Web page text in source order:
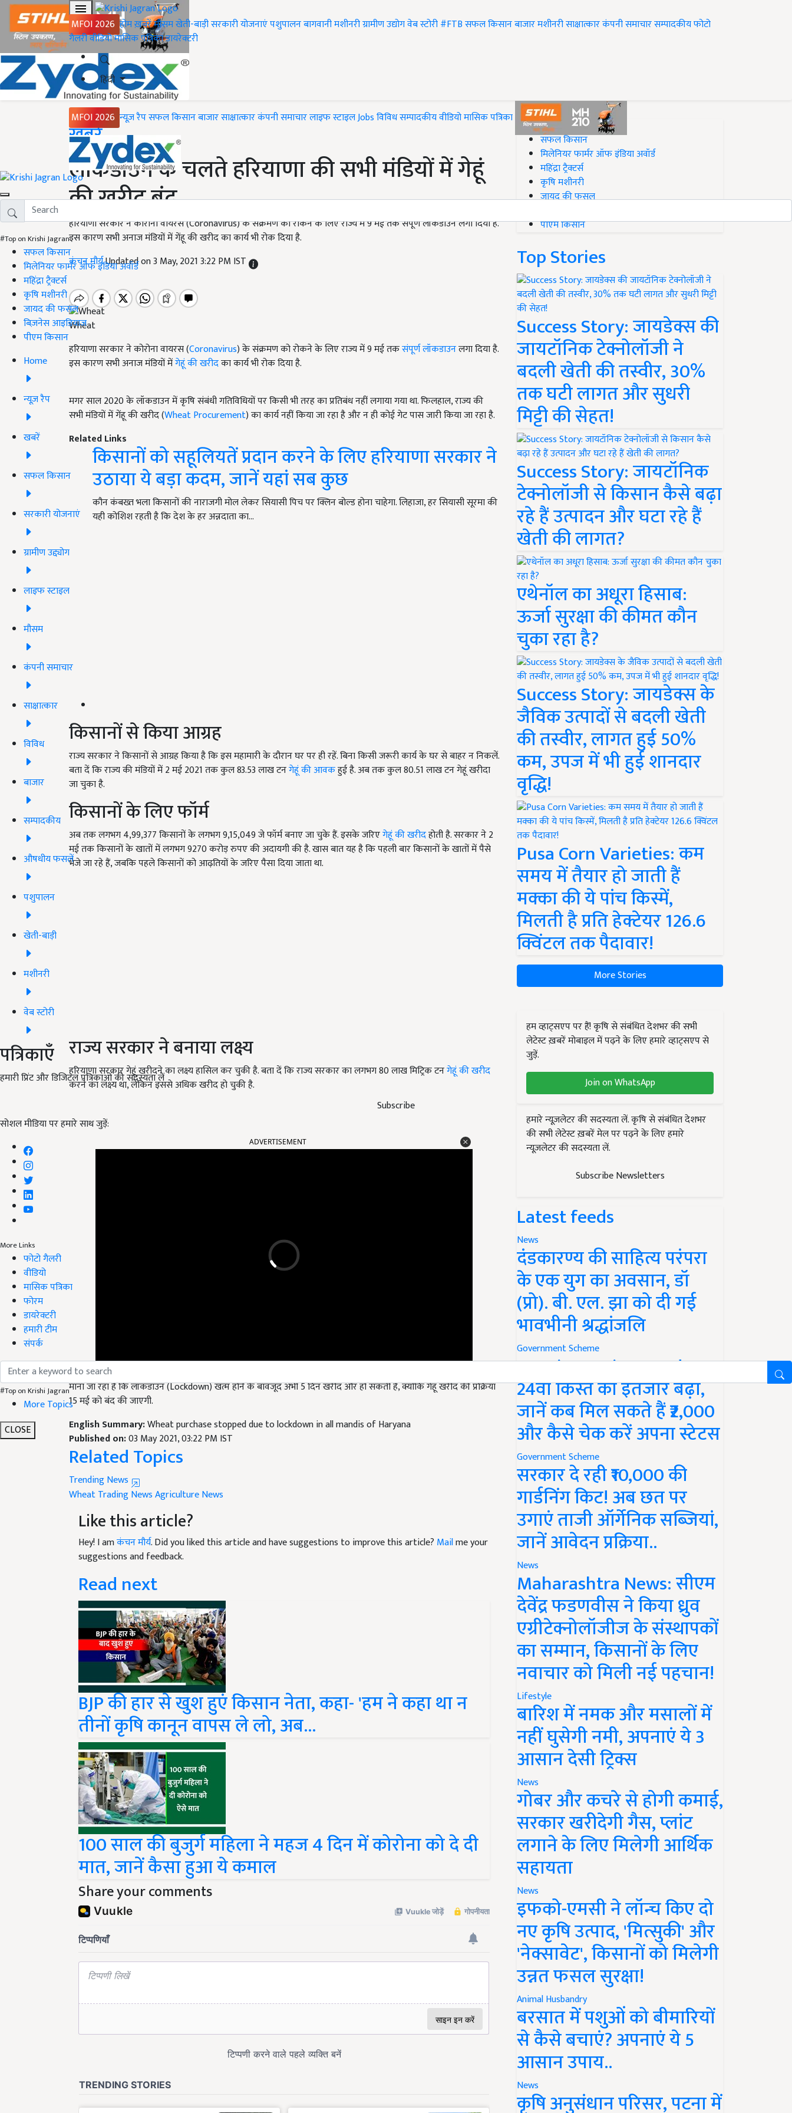
MFOI 2026 होमख़बरेंमौसमखेती-बाड़ीसरकारी योजनाएंपशुपालनबागवानीमशीनरीग्रामीण उद्योगवेब स्टोरी#FTBसफल किसानबाजारमशीनरीसाक्षात्कारकंपनी समाचारसम्पादकीयफोटो
गैलरीवीडियोमासिक पत्रिकाडायरेक्टरी
हिंदी
MFOI 2026 न्यूज़ रैपसफल किसानबाजारसाक्षात्कारकंपनी समाचारलाइफ स्टाइलJobsविविधसम्पादकीयवीडियोमासिक पत्रिका
#Top on Krishi Jagran
सफल किसान
मिलेनियर फार्मर ऑफ इंडिया अवॉर्ड
महिंद्रा ट्रैक्टर्स
कृषि मशीनरी
जायद की फसल
बिज़नेस आइडियाज
पीएम किसान
Home
न्यूज़ रैप
खबरें
सफल किसान
सरकारी योजनाएं
ग्रामीण उद्द्योग
लाइफ स्टाइल
मौसम
कंपनी समाचार
साक्षात्कार
विविध
बाजार
सम्पादकीय
औषधीय फसलें
पशुपालन
खेती-बाड़ी
मशीनरी
वेब स्टोरी
पत्रिकाएँ
हमारी प्रिंट और डिजिटल पत्रिकाओं की सदस्यता लें
Subscribe
सोशल मीडिया पर हमारे साथ जुड़ें:
More Links
फोटो गैलरी
वीडियो
मासिक पत्रिका
फोरम
डायरेक्टरी
हमारी टीम
संपर्क
#Top on Krishi Jagran
More Topics
CLOSE
Home
ख़बरें
लॉकडाउन के चलते हरियाणा की सभी मंडियों में गेहूं
की खरीद बंद
हरियाणा सरकार ने कोरोना वायरस (Coronavirus) के संक्रमण को रोकने के लिए राज्य में 9 मई तक संपूर्ण लॉकडाउन लगा दिया है.
इस कारण सभी अनाज मंडियों में गेंहू की खरीद का कार्य भी रोक दिया है.
कंचन मौर्यUpdated on 3 May, 2021 3:22 PM IST
Wheat
हरियाणा सरकार ने कोरोना वायरस (Coronavirus) के संक्रमण को रोकने के लिए राज्य में 9 मई तकसंपूर्ण लॉकडाउनलगा दिया है.
इस कारण सभी अनाज मंडियों मेंगेहूं की खरीदका कार्य भी रोक दिया है.
मगर साल 2020 के लॉकडाउन में कृषि संबंधी गतिविधियों पर किसी भी तरह का प्रतिबंध नहीं लगाया गया था. फिलहाल, राज्य की
सभी मंडियों में गेंहू की खरीद (Wheat Procurement) का कार्य नहीं किया जा रहा है और न ही कोई गेट पास जारी किया जा रहा है.
Related Links
किसानों को सहूलियतें प्रदान करने के लिए हरियाणा सरकार ने
उठाया ये बड़ा कदम, जानें यहां सब कुछ
कौन कंबख्त भला किसानों की नाराजगी मोल लेकर सियासी पिच पर क्लिन बोल्ड होना चाहेगा. लिहाजा, हर सियासी सूरमा की
यही कोशिश रहती है कि देश के हर अन्नदाता का…
किसानों से किया आग्रह
राज्य सरकार ने किसानों से आग्रह किया है कि इस महामारी के दौरान घर पर ही रहें. बिना किसी जरूरी कार्य के घर से बाहर न निकलें.
बता दें कि राज्य की मंडियों में 2 मई 2021 तक कुल 83.53 लाख टनगेहूं की आवकहुई है. अब तक कुल 80.51 लाख टन गेहूं खरीदा
जा चुका है.
किसानों के लिए फॉर्म
अब तक लगभग 4,99,377 किसानों के लगभग 9,15,049 जे फॉर्म बनाए जा चुके हैं. इसके जरिएगेहूं की खरीदहोती है. सरकार ने 2
मई तक किसानों के खातों में लगभग 9270 करोड़ रुपए की अदायगी की है. खास बात यह है कि पहली बार किसानों के खातों में पैसे
भेजे जा रहे हैं, जबकि पहले किसानों को आढ़तियों के जरिए पैसा दिया जाता था.
राज्य सरकार ने बनाया लक्ष्य
हरियाणा सरकार गेहूं खरीदने का लक्ष्य हासिल कर चुकी है. बता दें कि राज्य सरकार का लगभग 80 लाख मिट्रिक टनगेहूं की खरीद
करने का लक्ष्य था, लेकिन इससे अधिक खरीद हो चुकी है.
माना जा रहा है कि लॉकडाउन (Lockdown) खत्म होने के बावजूद अभी 5 दिन खरीद और हो सकती है, क्योंकि गेहूं खरीद की प्रक्रिया
15 मई को बंद की जाएगी.
English Summary:
Published on:03 May 2021, 03:22 PM IST
Related Topics
Trending News
WheatTrading News
Like this article?
Hey! I amकंचन मौर्य. Did you liked this article and have suggestions to improve this article?
suggestions and feedback.
Read next
BJP की हार से खुश हुएं किसान नेता, कहा- 'हम ने कहा था न
तीनों कृषि कानून वापस ले लो, अब...
100 साल की बुजुर्ग महिला ने महज 4 दिन में कोरोना को दे दी
मात, जानें कैसा हुआ ये कमाल
Share your comments
#Top on Krishi Jagran
सफल किसान
मिलेनियर फार्मर ऑफ इंडिया अवॉर्ड
महिंद्रा ट्रैक्टर्स
कृषि मशीनरी
जायद की फसल
पीएम किसान
Top Stories
Success Story: जायडेक्स की
जायटॉनिक टेक्नोलॉजी ने
बदली खेती की तस्वीर, 30%
तक घटी लागत और सुधरी
मिट्टी की सेहत!
Success Story: जायटॉनिक
टेक्नोलॉजी से किसान कैसे बढ़ा
रहे हैं उत्पादन और घटा रहे हैं
खेती की लागत?
एथेनॉल का अधूरा हिसाब:
ऊर्जा सुरक्षा की कीमत कौन
चुका रहा है?
Success Story: जायडेक्स के
जैविक उत्पादों से बदली खेती
की तस्वीर, लागत हुई 50%
कम, उपज में भी हुई शानदार
वृद्धि!
Pusa Corn Varieties: कम
समय में तैयार हो जाती हैं
मक्का की ये पांच किस्में,
मिलती है प्रति हेक्टेयर 126.6
क्विंटल तक पैदावार!
More Stories
हम व्हाट्सएप पर हैं! कृषि से संबंधित देशभर की सभी
लेटेस्ट ख़बरें मोबाइल में पढ़ने के लिए हमारे व्हाट्सएप से
जुड़ें.
Join on WhatsApp
हमारे न्यूज़लेटर की सदस्यता लें. कृषि से संबंधित देशभर
की सभी लेटेस्ट ख़बरें मेल पर पढ़ने के लिए हमारे
न्यूज़लेटर की सदस्यता लें.
Subscribe Newsletters
Latest feeds
News
दंडकारण्य की साहित्य परंपरा
के एक युग का अवसान, डॉ
(प्रो). बी. एल. झा को दी गई
भावभीनी श्रद्धांजलि
Government Scheme
PM Kisan Yojana Update:
24वीं किस्त का इंतजार बढ़ा,
जानें कब मिल सकते हैं ₹2,000
और कैसे चेक करें अपना स्टेटस
Government Scheme
सरकार दे रही ₹10,000 की
गार्डनिंग किट! अब छत पर
उगाएं ताजी ऑर्गेनिक सब्जियां,
जानें आवेदन प्रक्रिया..
News
Maharashtra News: सीएम
देवेंद्र फडणवीस ने किया ध्रुव
एग्रीटेक्नोलॉजीज के संस्थापकों
का सम्मान, किसानों के लिए
नवाचार को मिली नई पहचान!
Lifestyle
बारिश में नमक और मसालों में
नहीं घुसेगी नमी, अपनाएं ये 3
आसान देसी ट्रिक्स
News
गोबर और कचरे से होगी कमाई,
सरकार खरीदेगी गैस, प्लांट
लगाने के लिए मिलेगी आर्थिक
सहायता
News
इफको-एमसी ने लॉन्च किए दो
नए कृषि उत्पाद, 'मित्सुकी' और
'नेक्सावेट', किसानों को मिलेगी
उन्नत फसल सुरक्षा!
Animal Husbandry
बरसात में पशुओं को बीमारियों
से कैसे बचाएं? अपनाएं ये 5
आसान उपाय..
News
कृषि अनुसंधान परिसर, पटना में